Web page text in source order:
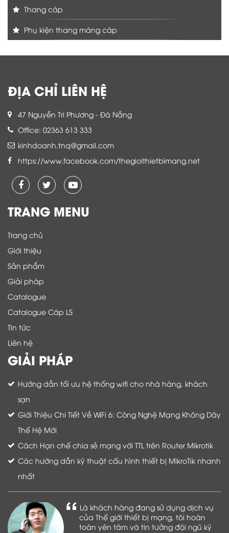
Thang cáp
Phụ kiện thang máng cáp
ĐỊA CHỈ LIÊN HỆ
47 Nguyễn Tri Phương - Đà Nẵng
Office: 02363 613 333
kinhdoanh.tnq@gmail.com
https://www.facebook.com/thegioithietbimang.net
TRANG MENU
Trang chủ
Giới thiệu
Sản phẩm
Giải pháp
Catalogue
Catalogue Cáp LS
Tin tức
Liên hệ
GIẢI PHÁP
Hướng dẫn tối ưu hệ thống wifi cho nhà hàng, khách
sạn
Giới Thiệu Chi Tiết Về WiFi 6: Công Nghệ Mạng Không Dây
Thế Hệ Mới
Cách Hạn chế chia sẻ mạng với TTL trên Router Mikrotik
Các hướng dẫn kỹ thuật cấu hình thiết bị MikroTik nhanh
nhất
Là khách hàng đang sử dụng dịch vụ
của Thế giới thiết bị mạng, tôi hoàn
toàn yên tâm và tin tưởng đội ngũ kỹ